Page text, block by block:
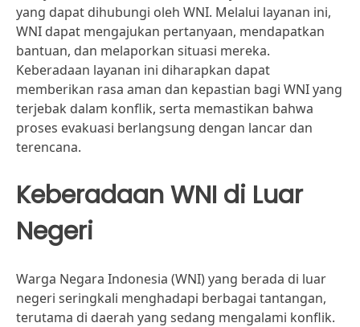
yang dapat dihubungi oleh WNI. Melalui layanan ini,
WNI dapat mengajukan pertanyaan, mendapatkan
bantuan, dan melaporkan situasi mereka.
Keberadaan layanan ini diharapkan dapat
memberikan rasa aman dan kepastian bagi WNI yang
terjebak dalam konflik, serta memastikan bahwa
proses evakuasi berlangsung dengan lancar dan
terencana.
Keberadaan WNI di Luar
Negeri
Warga Negara Indonesia (WNI) yang berada di luar
negeri seringkali menghadapi berbagai tantangan,
terutama di daerah yang sedang mengalami konflik.